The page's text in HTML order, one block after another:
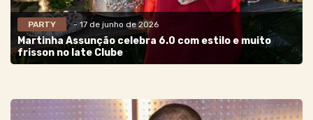
PARTY - 17 de junho de 2026
Martinha Assunção celebra 6.0 com estilo e muito
frisson no Iate Clube